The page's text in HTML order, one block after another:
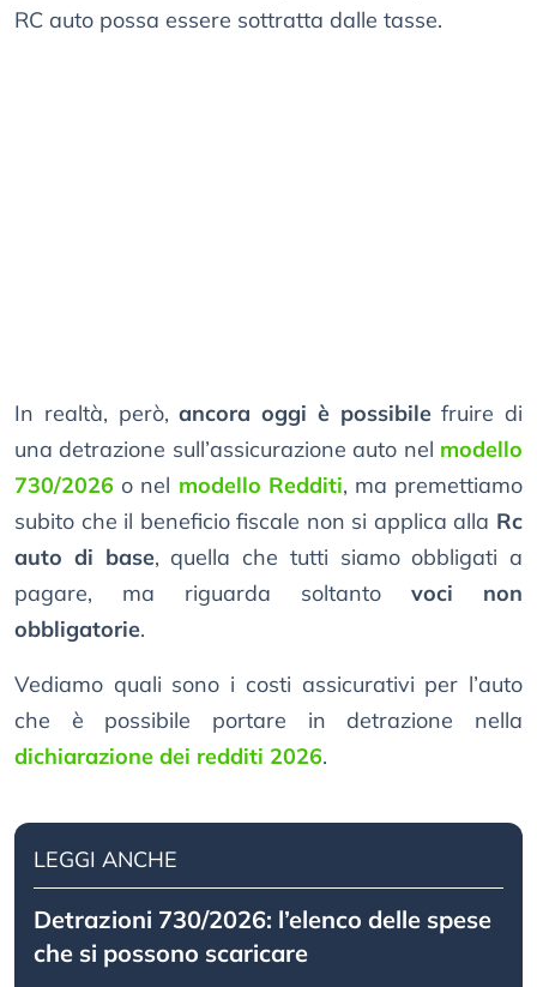
RC auto possa essere sottratta dalle tasse.
In realtà, però,ancora oggi è possibilefruire di
una detrazione sull’assicurazione auto nel modello
730/2026 o nel modello Redditi, ma premettiamo
subito che il beneficio fiscale non si applica alla Rc
auto di base, quella che tutti siamo obbligati a
pagare, ma riguarda soltanto voci non
obbligatorie.
Vediamo quali sono i costi assicurativi per l’auto
che è possibile portare in detrazione nella
dichiarazione dei redditi 2026.
LEGGI ANCHE
Detrazioni 730/2026: l’elenco delle spese
che si possono scaricare